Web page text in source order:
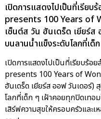
เปิดการแสดงไปเป็นที่เรีย
presents 100 Years of
เซ็นต์ส วัน ฮันเดร็ด เยียร์
บนลานน้ำแข็งระดับโลกที่เด็
เปิดการแสดงไปเป็นที่เรียบร้อ
presents 100 Years of
ฮันเดร็ด เยียร์ส ออฟ วันเดอร์)
โลกที่เด็ก ๆ เฝ้าคอยทุกปิดเทอ
เสิร์ฟความสุขให้ครอบครัวและ